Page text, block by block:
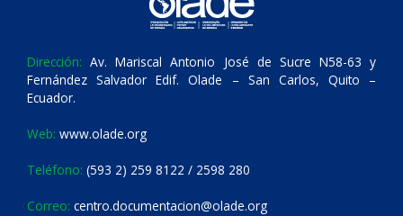
Dirección: Av. Mariscal Antonio José de Sucre N58-63 y
Fernández Salvador Edif. Olade – San Carlos, Quito –
Ecuador.
Web: www.olade.org
Teléfono: (593 2) 259 8122 / 2598 280
Correo: centro.documentacion@olade.org